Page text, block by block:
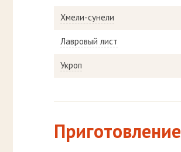
Хмели-сунели
Лавровый лист
Укроп
Приготовление